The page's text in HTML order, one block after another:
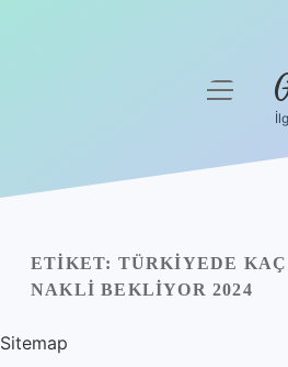
Yasal Uyarı
menüyü
ETIKET: TÜRKIYEDE
NAKLI BEKLIYOR 2024
Sitemap